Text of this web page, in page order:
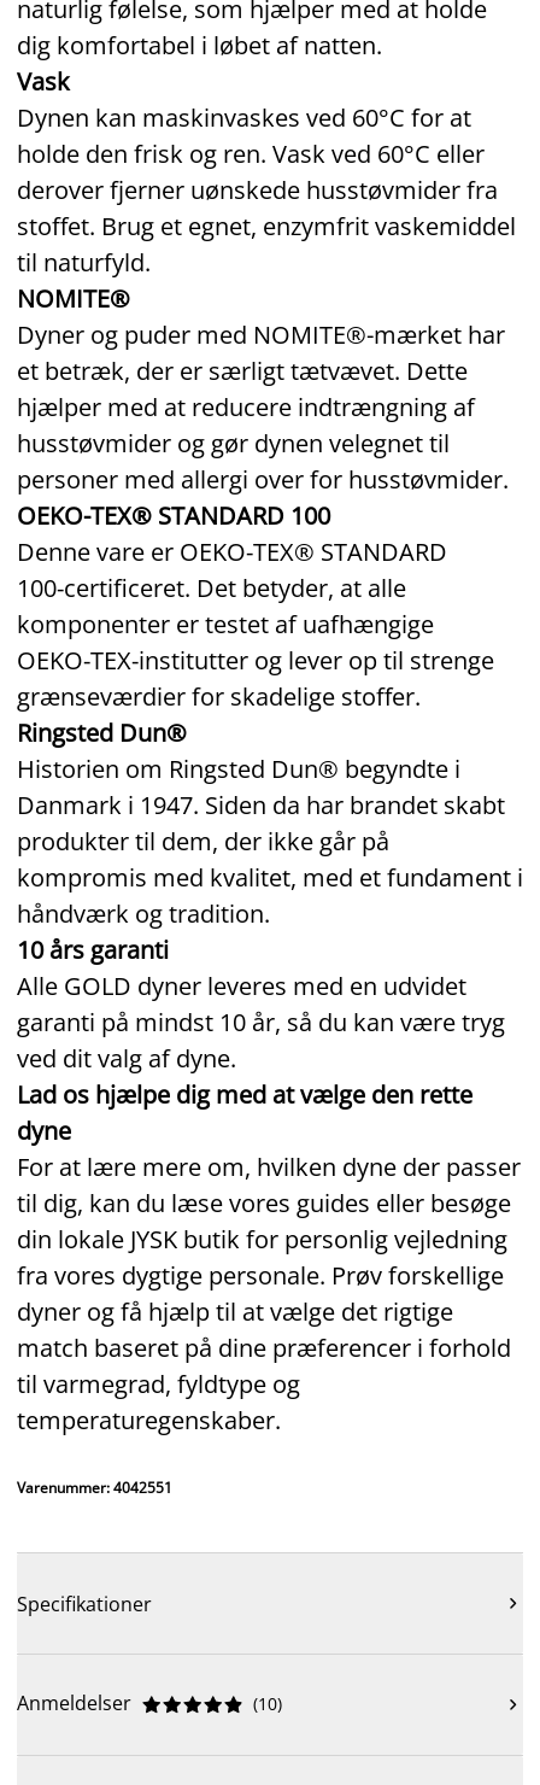
naturlig følelse, som hjælper med at holde
dig komfortabel i løbet af natten.
Vask
Dynen kan maskinvaskes ved 60°C for at
holde den frisk og ren. Vask ved 60°C eller
derover fjerner uønskede husstøvmider fra
stoffet. Brug et egnet, enzymfrit vaskemiddel
til naturfyld.
NOMITE®
Dyner og puder med NOMITE®-mærket har
et betræk, der er særligt tætvævet. Dette
hjælper med at reducere indtrængning af
husstøvmider og gør dynen velegnet til
personer med allergi over for husstøvmider.
OEKO-TEX® STANDARD 100
Denne vare er OEKO‑TEX® STANDARD
100‑certificeret. Det betyder, at alle
komponenter er testet af uafhængige
OEKO‑TEX‑institutter og lever op til strenge
grænseværdier for skadelige stoffer.
Ringsted Dun®
Historien om Ringsted Dun® begyndte i
Danmark i 1947. Siden da har brandet skabt
produkter til dem, der ikke går på
kompromis med kvalitet, med et fundament i
håndværk og tradition.
10 års garanti
Alle GOLD dyner leveres med en udvidet
garanti på mindst 10 år, så du kan være tryg
ved dit valg af dyne.
Lad os hjælpe dig med at vælge den rette
dyne
For at lære mere om, hvilken dyne der passer
til dig, kan du læse vores guides eller besøge
din lokale JYSK butik for personlig vejledning
fra vores dygtige personale. Prøv forskellige
dyner og få hjælp til at vælge det rigtige
match baseret på dine præferencer i forhold
til varmegrad, fyldtype og
temperaturegenskaber.
Varenummer: 4042551
Specifikationer 
Anmeldelser 




 (10) 